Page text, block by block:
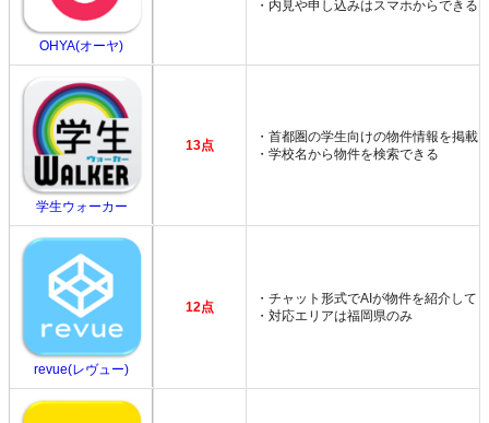
OHYA(オーヤ)
・内見や申し込みはスマホからできる
学生ウォーカー
13点
・首都圏の学生向けの物件情報を掲載
・学校名から物件を検索できる
revue(レヴュー)
12点
・チャット形式でAIが物件を紹介して
・対応エリアは福岡県のみ